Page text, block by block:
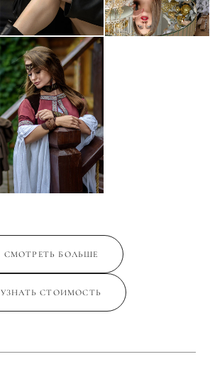
СМОТРЕТЬ БОЛЬШЕ
УЗНАТЬ СТОИМОСТЬ